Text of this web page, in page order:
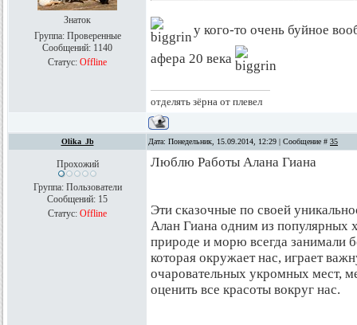
Знаток
Группа: Проверенные
Сообщений: 1140
Статус: Offline
у кого-то очень буйное
афера 20 века
отделять зёрна от плевел
Olika_Jb Дата: Понедельник, 15.09.2014, 12:29 | Сообщение # 35
Прохожий
Группа: Пользователи
Сообщений: 15
Статус: Offline
Люблю Работы Алана Гиана
Эти сказочные по своей
Алан Гиана одним из
природе и морю всегда занимали
которая окружает нас, играет
очаровательных укромных мест,
оценить все красоты вокруг нас.